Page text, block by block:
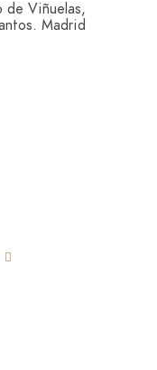
de Viñuelas,
Madrid